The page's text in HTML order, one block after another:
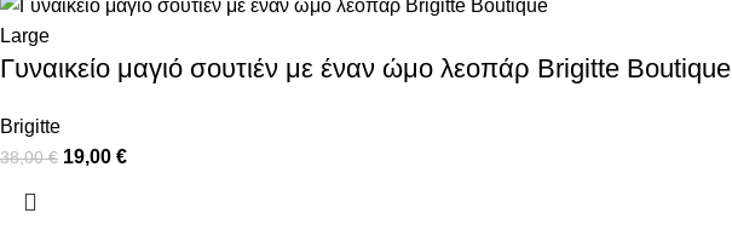
Large
Γυναικείο μαγιό σουτιέν με έναν ώμο λεοπάρ Brigitte Boutique
Brigitte
38,00€ 19,00 €